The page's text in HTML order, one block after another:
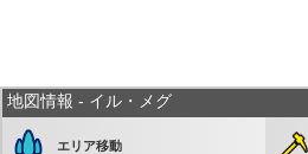
地図情報 - イル・メグ
エリア移動